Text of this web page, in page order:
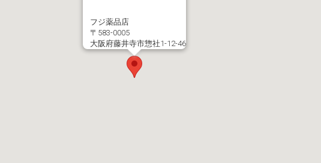
フジ薬品店
〒583-0005
大阪府藤井寺市惣社1-12-46